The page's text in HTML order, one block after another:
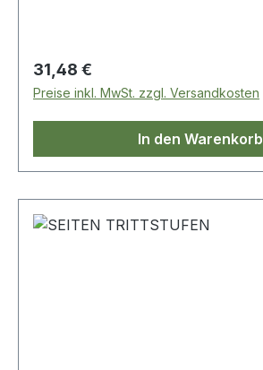
Regulärer Preis:
31,48 €
Preise inkl. MwSt. zzgl. Versandkosten
In den Warenkorb